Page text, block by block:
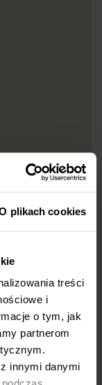
plikach cookies
treści
i
o tym, jak
partnerom
innymi danymi
BŁĄD